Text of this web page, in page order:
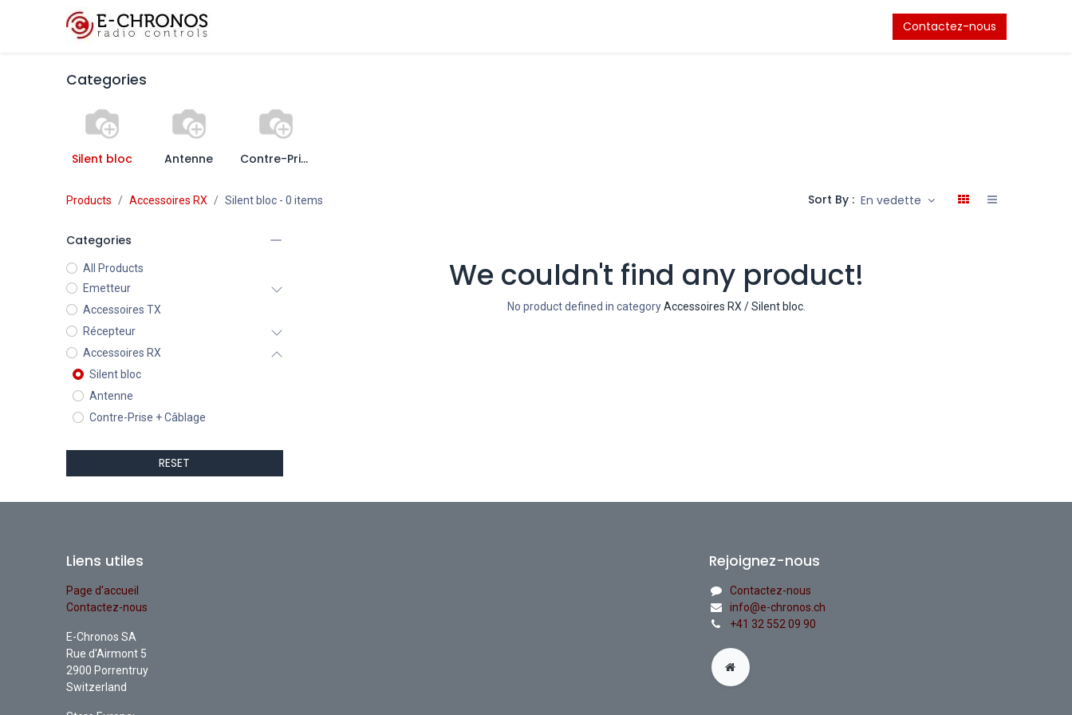
Contactez-nous
Categories
Silent bloc Antenne Contre-Prise + Câblage
Products Accessoires RX Silent bloc- 0 items Sort By : En vedette
Categories
All Products
Emetteur
Accessoires TX
Récepteur
Accessoires RX
Silent bloc
Antenne
Contre-Prise + Câblage
RESET
We couldn't find any product!
No product defined in categoryAccessoires RX / Silent bloc
Liens utiles
Page d'accueil
Contactez-nous
E-Chronos SA
Rue d'Airmont 5
2900 Porrentruy
Switzerland
Rejoignez-nous
Contactez-nous
info@e-chronos.ch
+41 32 552 09 90